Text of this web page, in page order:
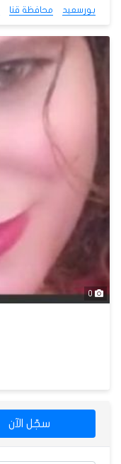
بورسعيد
محافظة قنا
0
سجّل الآن